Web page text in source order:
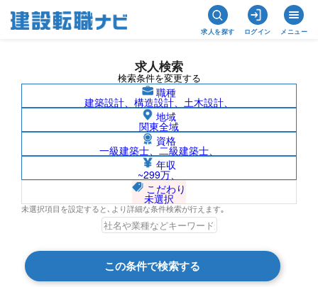
求人を探す ログイン メニュー
求人検索
検索条件を変更する
職種
建築設計、構造設計、土木設計、
地域
関東全域
資格
一級建築士、二級建築士、
年収
~299万、
こだわり
未選択
未選択項目を設定すると､より詳細な条件検索が行えます｡
この条件で検索する
三井ホームエステート株式会社の求人検
索結果一覧